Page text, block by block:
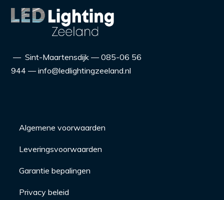
— Sint-Maartensdijk — 085-06 56
944 — info@ledlightingzeeland.nl
Algemene voorwaarden
Leveringsvoorwaarden
Garantie bepalingen
Privacy beleid